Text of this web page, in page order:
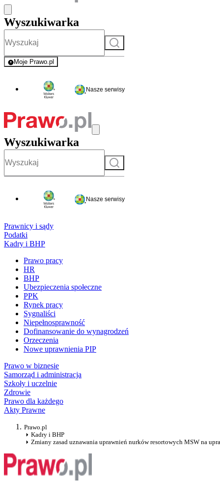
Wyszukiwarka
Szukaj
Moje Prawo.pl
- rejestracja i logowanie do serwisu
Nasze serwisy
Wyszukiwarka
Szukaj
Nasze serwisy
Prawnicy i sądy
Podatki
Kadry i BHP
Prawo pracy
HR
BHP
Ubezpieczenia społeczne
PPK
Rynek pracy
Sygnaliści
Niepełnosprawność
Dofinansowanie do wynagrodzeń
Orzeczenia
Nowe uprawnienia PIP
Prawo w biznesie
Samorząd i administracja
Szkoły i uczelnie
Zdrowie
Prawo dla każdego
Akty Prawne
Prawo.pl
Kadry i BHP
Zmiany zasad uznawania uprawnień nurków resortowych MSW na